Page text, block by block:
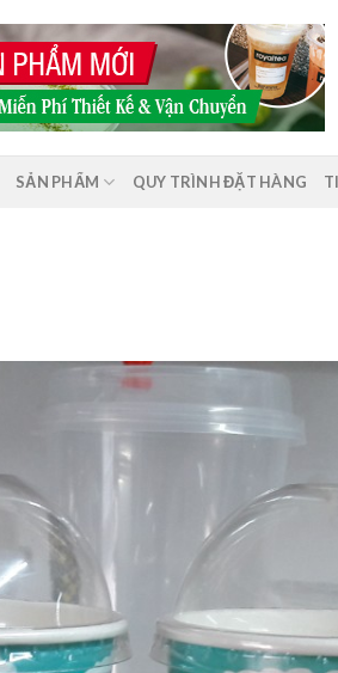
SẢN PHẨM QUY TRÌNH ĐẶT HÀNG